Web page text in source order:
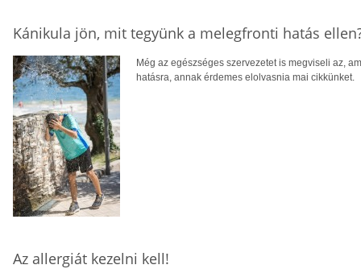
Kánikula jön, mit tegyünk a melegfronti hatás
Még az egészséges szervezetet is megviseli az,
hatásra, annak érdemes elolvasnia mai cikkünket.
Az allergiát kezelni kell!